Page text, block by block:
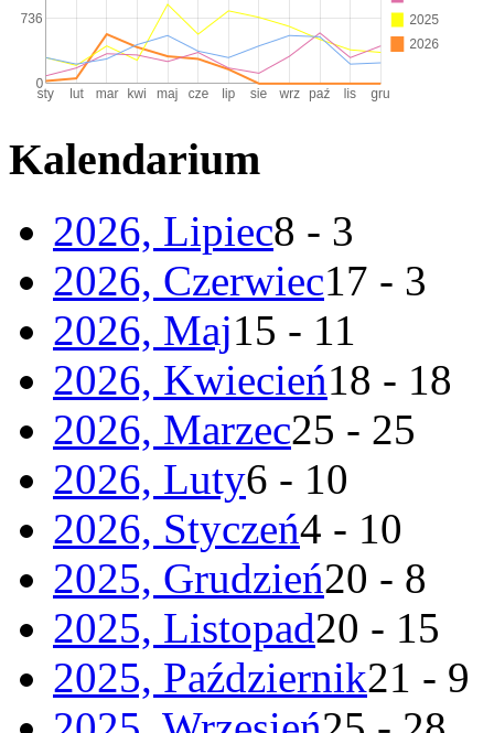
Kalendarium
2026, Lipiec8 - 3
2026, Czerwiec17 - 3
2026, Maj15 - 11
2026, Kwiecień18 - 18
2026, Marzec25 - 25
2026, Luty6 - 10
2026, Styczeń4 - 10
2025, Grudzień20 - 8
2025, Listopad20 - 15
2025, Październik21 - 9